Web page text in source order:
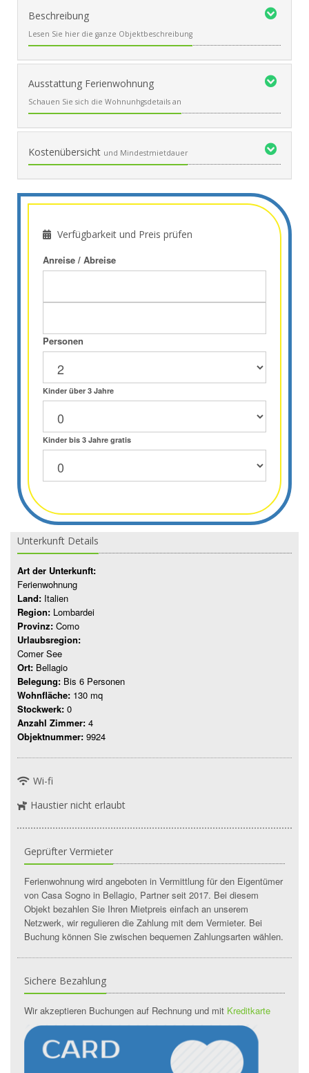
Beschreibung
Lesen Sie hier die ganze Objektbeschreibung
Ausstattung Ferienwohnung
Schauen Sie sich die Wohnunhgsdetails an
Kostenübersicht und Mindestmietdauer
Verfügbarkeit und Preis prüfen
Anreise / Abreise
Personen
Kinder über 3 Jahre
Kinder bis 3 Jahre gratis
Unterkunft Details
Art der Unterkunft:
Ferienwohnung
Land: Italien
Region: Lombardei
Provinz: Como
Urlaubsregion:
Comer See
Ort: Bellagio
Belegung: Bis 6 Personen
Wohnfläche: 130 mq
Stockwerk: 0
Anzahl Zimmer: 4
Objektnummer: 9924
Wi-fi
Haustier nicht erlaubt
Geprüfter Vermieter
Ferienwohnung wird angeboten in Vermittlung für den Eigentümer
von Casa Sogno in Bellagio, Partner seit 2017. Bei diesem
Objekt bezahlen Sie Ihren Mietpreis einfach an unserem
Netzwerk, wir regulieren die Zahlung mit dem Vermieter. Bei
Buchung können Sie zwischen bequemen Zahlungsarten wählen.
Sichere Bezahlung
Wir akzeptieren Buchungen auf Rechnung und mit Kreditkarte